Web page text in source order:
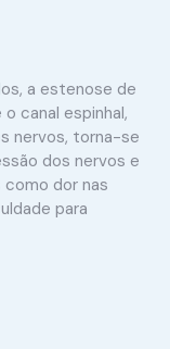
a estenose de
canal espinhal,
nervos, torna-se
dos nervos e
como dor nas
para